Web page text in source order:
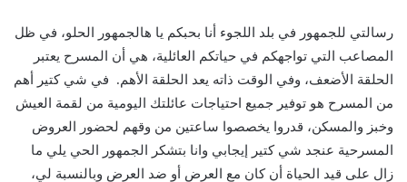
رسالتي للجمهور في بلد اللجوء أنا بحبكم يا هالجمهور الحلو، في ظل
المصاعب التي تواجهكم في حياتكم العائلية، هي أن المسرح يعتبر
الحلقة الأضعف، وفي الوقت ذاته يعد الحلقة الأهم. في شي كتير أهم
من المسرح هو توفير جميع احتياجات عائلتك اليومية من لقمة العيش
وخبز والمسكن، قدروا يخصصوا ساعتين من وقهم لحضور العروض
المسرحية عنجد شي كتير إيجابي وانا بتشكر الجمهور الحي يلي ما
زال على قيد الحياة أن كان مع العرض أو ضد العرض وبالنسبة لي،